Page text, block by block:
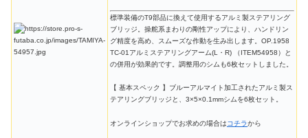
標準装備のT9部品に換えて使用するアルミ製ステアリング
ブリッジ。操舵系まわりの剛性アップにより、ハンドリン
グ精度を高め、スムーズな作動を生み出します。OP.1958
TC-01アルミステアリングアーム(L・R) （ITEM54958）と
の併用が効果的です。調整用のシムも6枚セットしました。
【 基本スペック 】ブルーアルマイト加工されたアルミ製ス
テアリングブリッジと、3×5×0.1mmシムを6枚セット。
オンラインショップでお求めの場合はコチラから